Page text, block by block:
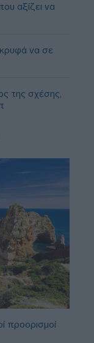
αξίζει να
να σε
της σχέσης,
προορισμοί